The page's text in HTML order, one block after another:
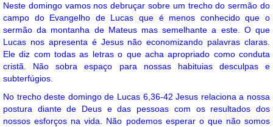
Neste domingo vamos nos debruçar sobre um trecho do sermão do
campo do Evangelho de Lucas que é menos conhecido que o
sermão da montanha de Mateus mas semelhante a este. O que
Lucas nos apresenta é Jesus não economizando palavras claras.
Ele diz com todas as letras o que acha apropriado como conduta
cristã. Não sobra espaço para nossas habituias desculpas e
subterfúgios.
No trecho deste domingo de Lucas 6,36-42 Jesus relaciona a nossa
postura diante de Deus e das pessoas com os resultados dos
nossos esforços na vida. Não podemos esperar o que não somos